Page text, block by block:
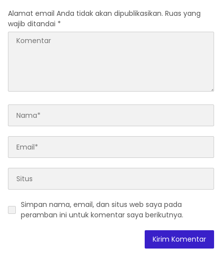
Alamat email Anda tidak akan dipublikasikan. Ruas yang
wajib ditandai *
Simpan nama, email, dan situs web saya pada
peramban ini untuk komentar saya berikutnya.